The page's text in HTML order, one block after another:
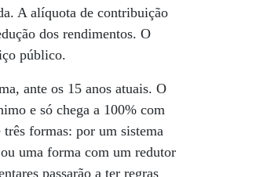
A alíquota de contribuição
dos rendimentos. O
público.
ante os 15 anos atuais. O
e só chega a 100% com
formas: por um sistema
uma forma com um redutor
passarão a ter regras